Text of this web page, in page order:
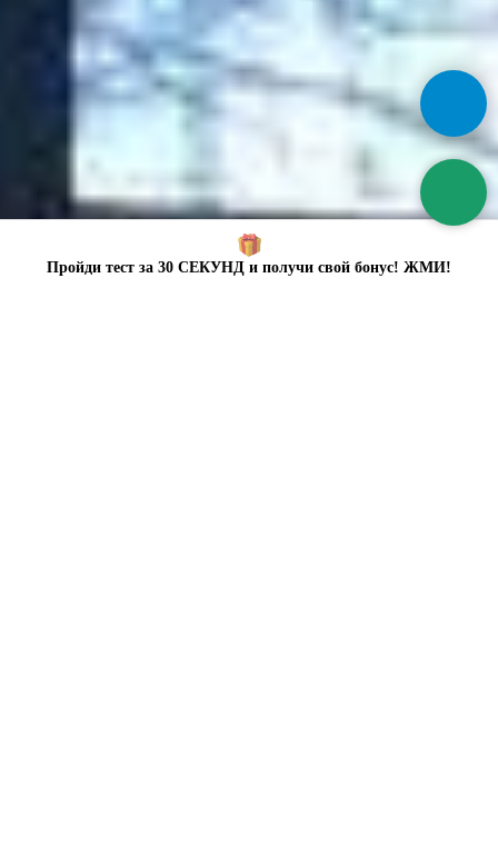
ПРОЙДИ ТЕСТ ЗА30 СЕКУНДИ ПОЛУЧИ СВОЙ БОНУС! ЖМИ!
Пройди тест за 30 СЕКУНД и получи свой бонус! ЖМИ!